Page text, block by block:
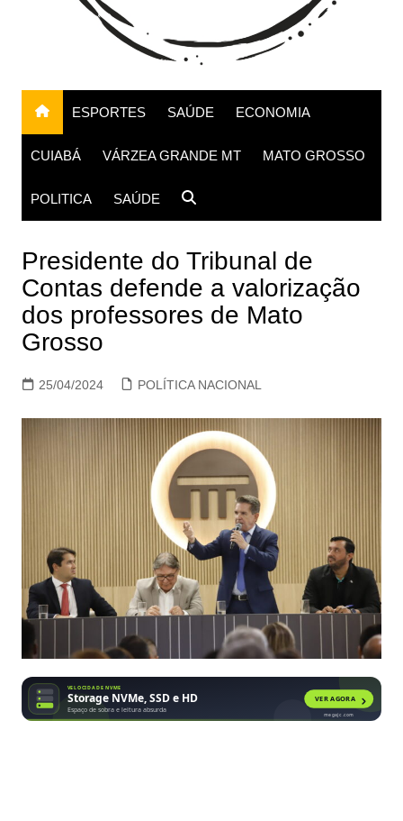
ESPORTES SAÚDE ECONOMIA
CUIABÁ VÁRZEA GRANDE MT MATO GROSSO
POLITICA SAÚDE
Presidente do Tribunal de
Contas defende a valorização
dos professores de Mato
Grosso
25/04/2024 POLÍTICA NACIONAL